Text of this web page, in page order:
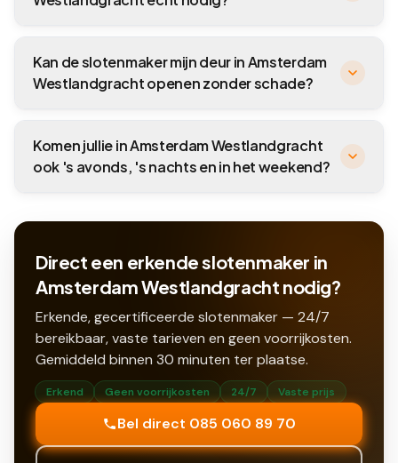
Kan de slotenmaker mijn deur in Amsterdam
Westlandgracht openen zonder schade?
Komen jullie in Amsterdam Westlandgracht
ook 's avonds, 's nachts en in het weekend?
Direct een erkende slotenmaker in
Amsterdam Westlandgracht nodig?
Erkende, gecertificeerde slotenmaker — 24/7
bereikbaar, vaste tarieven en geen voorrijkosten.
Gemiddeld binnen 30 minuten ter plaatse.
Erkend Geen voorrijkosten 24/7 Vaste prijs
Bel direct 085 060 89 70